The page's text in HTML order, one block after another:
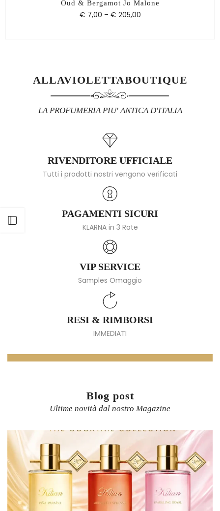
Oud & Bergamot Jo Malone
€ 7,00 – € 205,00
ALLAVIOLETTABOUTIQUE
LA PROFUMERIA PIU' ANTICA D'ITALIA
RIVENDITORE UFFICIALE
Tutti i prodotti nostri vengono verificati
PAGAMENTI SICURI
KLARNA in 3 Rate
VIP SERVICE
Samples Omaggio
RESI & RIMBORSI
IMMEDIATI
Blog post
Ultime novità dal nostro Magazine